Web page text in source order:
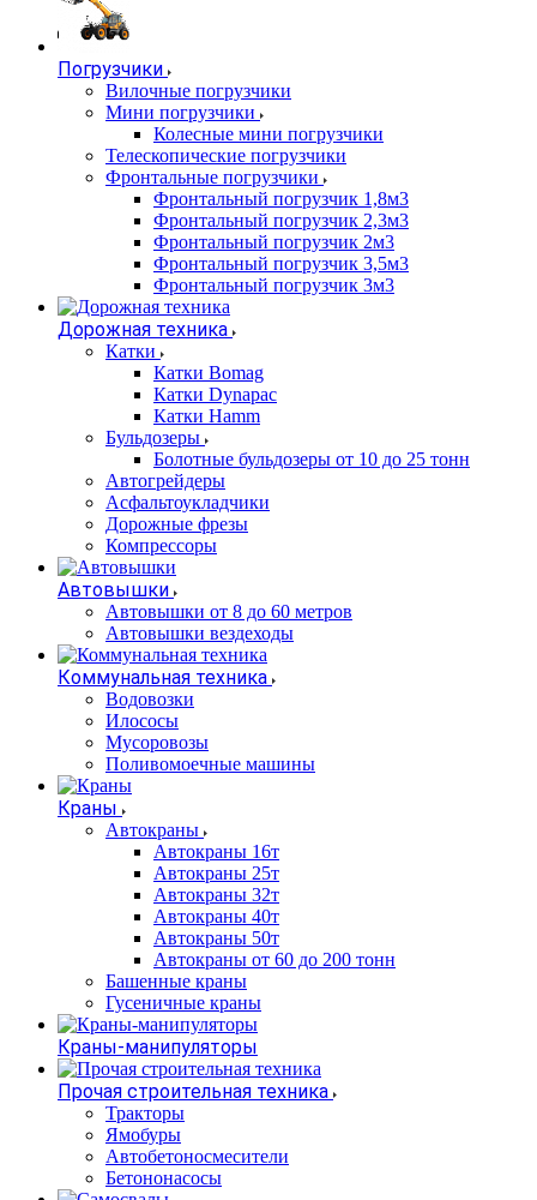
Погрузчики
Вилочные погрузчики
Мини погрузчики
Колесные мини погрузчики
Телескопические погрузчики
Фронтальные погрузчики
Фронтальный погрузчик 1,8м3
Фронтальный погрузчик 2,3м3
Фронтальный погрузчик 2м3
Фронтальный погрузчик 3,5м3
Фронтальный погрузчик 3м3
Дорожная техника
Катки
Катки Bomag
Катки Dynapac
Катки Hamm
Бульдозеры
Болотные бульдозеры от 10 до 25 тонн
Автогрейдеры
Асфальтоукладчики
Дорожные фрезы
Компрессоры
Автовышки
Автовышки от 8 до 60 метров
Автовышки вездеходы
Коммунальная техника
Водовозки
Илососы
Мусоровозы
Поливомоечные машины
Краны
Автокраны
Автокраны 16т
Автокраны 25т
Автокраны 32т
Автокраны 40т
Автокраны 50т
Автокраны от 60 до 200 тонн
Башенные краны
Гусеничные краны
Краны-манипуляторы
Прочая строительная техника
Тракторы
Ямобуры
Автобетоносмесители
Бетононасосы